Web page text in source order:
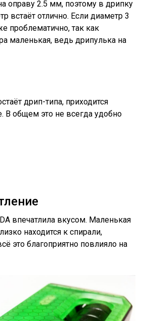
оправу 2.5 мм, поэтому в дрипку
встаёт отлично. Если диаметр 3
проблематично, так как
маленькая, ведь дрипулька на
дрип-типа, приходится
В общем это не всегда удобно
впечатлила вкусом. Маленькая
находится к спирали,
это благоприятно повлияло на